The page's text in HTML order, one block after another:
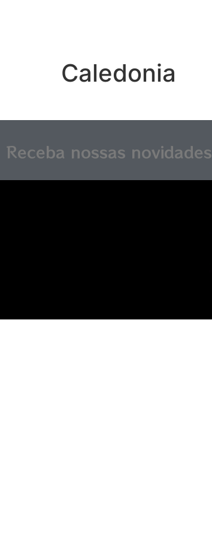
Caledonia
Receba nossas novidades